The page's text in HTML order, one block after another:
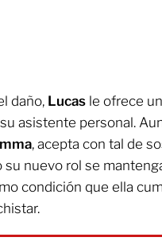
daño, Lucas le ofrece
asistente personal.
, acepta con tal de
su nuevo rol se
condición que ella